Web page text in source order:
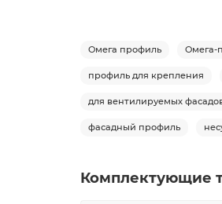
Омега профиль Омега-
профиль для крепления
для вентилируемых
фасадный профиль
Комплектующие